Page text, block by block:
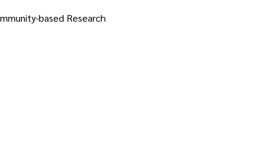
based Research